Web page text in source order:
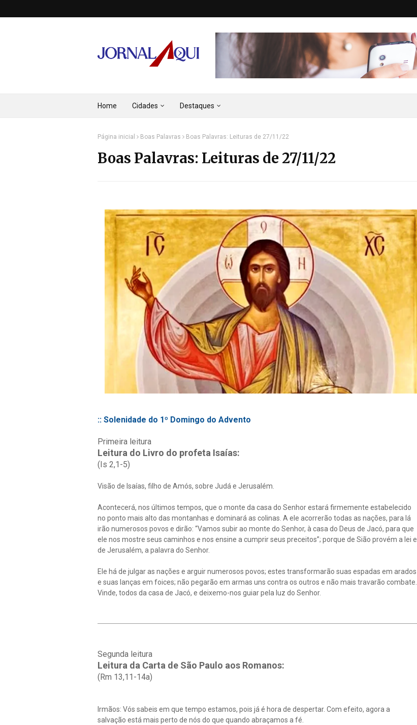
Home Cidades Destaques
Página inicial Boas Palavras Boas Palavras: Leituras de 27/11/22
Boas Palavras: Leituras de 27/11/22
:: Solenidade do 1º Domingo do Advento
Primeira leitura
Leitura do Livro do profeta Isaías:
(Is 2,1-5)
Visão de Isaías, filho de Amós, sobre Judá e Jerusalém.
Acontecerá, nos últimos tempos, que o monte da casa do Senhor estará firmemente estabelecido
no ponto mais alto das montanhas e dominará as colinas. A ele acorrerão todas as nações, para lá
irão numerosos povos e dirão: “Vamos subir ao monte do Senhor, à casa do Deus de Jacó, para que
ele nos mostre seus caminhos e nos ensine a cumprir seus preceitos”; porque de Sião provém a lei e
de Jerusalém, a palavra do Senhor.
Ele há de julgar as nações e arguir numerosos povos; estes transformarão suas espadas em arados
e suas lanças em foices; não pegarão em armas uns contra os outros e não mais travarão combate.
Vinde, todos da casa de Jacó, e deixemo-nos guiar pela luz do Senhor.
Segunda leitura
Leitura da Carta de São Paulo aos Romanos:
(Rm 13,11-14a)
Irmãos: Vós sabeis em que tempo estamos, pois já é hora de despertar. Com efeito, agora a
salvação está mais perto de nós do que quando abraçamos a fé.